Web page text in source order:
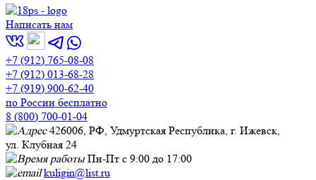
Написать нам
+7 (912) 765-08-08
+7 (912) 013-68-28
+7 (919) 900-62-40
по России бесплатно
8 (800) 700-01-04
426006, РФ, Удмуртская Республика, г. Ижевск,
ул. Клубная 24
Пн-Пт с 9:00 до 17:00
kuligin@list.ru